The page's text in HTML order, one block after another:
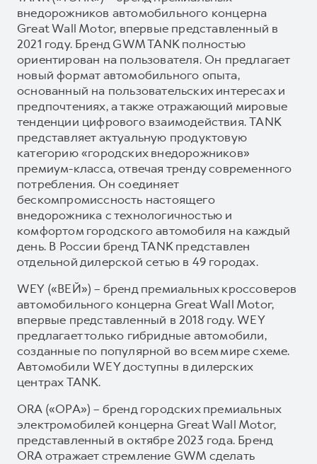
внедорожников автомобильного концерна
Great Wall Motor, впервые представленный в
2021 году. Бренд GWM TANK полностью
ориентирован на пользователя. Он предлагает
новый формат автомобильного опыта,
основанный на пользовательских интересах и
предпочтениях, а также отражающий мировые
тенденции цифрового взаимодействия. TANK
представляет актуальную продуктовую
категорию «городских внедорожников»
премиум-класса, отвечая тренду современного
потребления. Он соединяет
бескомпромиссность настоящего
внедорожника с технологичностью и
комфортом городского автомобиля на каждый
день. В России бренд TANK представлен
отдельной дилерской сетью в 49 городах.
WEY («ВЕЙ») – бренд премиальных кроссоверов
автомобильного концерна Great Wall Motor,
впервые представленный в 2018 году. WEY
предлагает только гибридные автомобили,
созданные по популярной во всем мире схеме.
Автомобили WEY доступны в дилерских
центрах TANK.
ORA («ОРА») – бренд городских премиальных
электромобилей концерна Great Wall Motor,
представленный в октябре 2023 года. Бренд
ORA отражает стремление GWM сделать